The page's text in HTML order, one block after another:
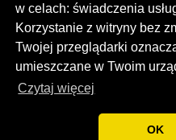
w celach: świadczenia
Korzystanie z witryny bez
Twojej przeglądarki
umieszczane w Twoim
Czytaj więcej
OK
Dorota Kraszewska
F.H. Żurawicki Mieczysław
Consulting and marketing
© 2022 Opinie o